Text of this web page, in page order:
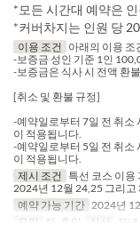
*모든 시간대 예약은
*커버차지는 인원 당
이용 조건
아래의 이용 조
-보증금 성인 기준 1인
-보증금은 식사 시 전액 환
[취소 및 환불 규정]
-예약일로부터 7일 전 취소
이 적용됩니다.
-예약일로부터 5일 전 취소
이 적용됩니다.
제시 조건
특선 코스 이용
2024년 12월 24,25 그리고
예약 가능 기간 2024년
요일
화, 휴일 식사 저